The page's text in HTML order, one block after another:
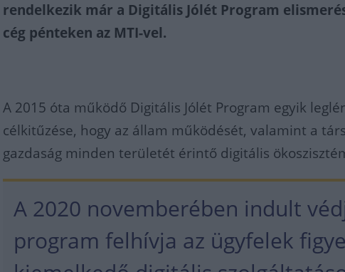
rendelkezik már a Digitális Jólét Program
cég pénteken az MTI-vel.
A 2015 óta működő Digitális Jólét Program egyik
célkitűzése, hogy az állam működését, valamint a
gazdaság minden területét érintő digitális
A 2020 novemberében indult
program felhívja az ügyfelek